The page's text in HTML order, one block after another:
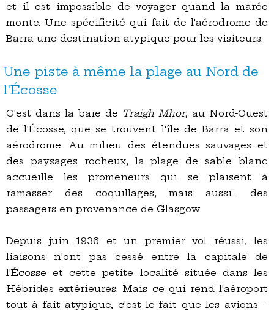
et il est impossible de voyager quand la marée
monte. Une spécificité qui fait de l'aérodrome de
Barra une destination atypique pour les visiteurs.
Une piste à même la plage au Nord de
l'Écosse
C'est dans la baie de Traigh Mhor, au Nord-Ouest
de l'Écosse, que se trouvent l'île de Barra et son
aérodrome. Au milieu des étendues sauvages et
des paysages rocheux, la plage de sable blanc
accueille les promeneurs qui se plaisent à
ramasser des coquillages, mais aussi… des
passagers en provenance de Glasgow.
Depuis juin 1936 et un premier vol réussi, les
liaisons n'ont pas cessé entre la capitale de
l'Écosse et cette petite localité située dans les
Hébrides extérieures. Mais ce qui rend l'aéroport
tout à fait atypique, c'est le fait que les avions –